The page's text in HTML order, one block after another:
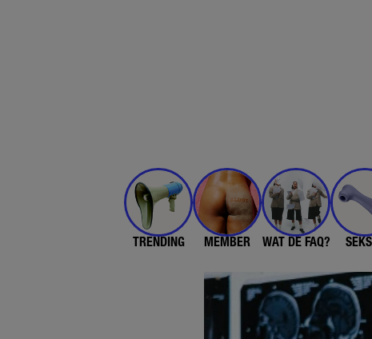
TRENDING MEMBER WAT DE FAQ?